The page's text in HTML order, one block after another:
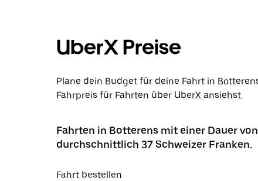
UberX Preise
Plane dein Budget für deine Fahrt in
Fahrpreis für Fahrten über UberX ansiehst.
Fahrten in Botterens mit einer Dauer
durchschnittlich 37 Schweizer Franken.
Fahrt bestellen